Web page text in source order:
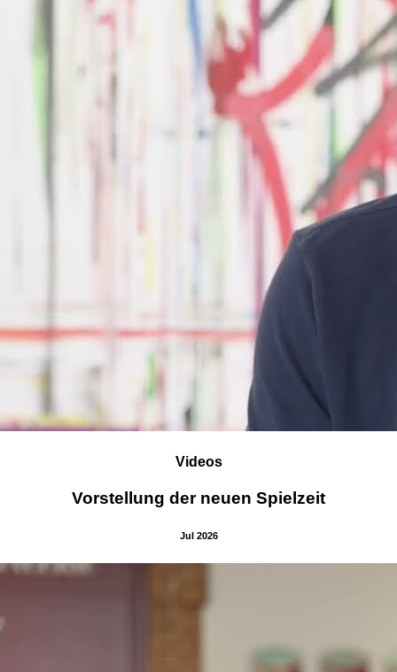
Videos
Vorstellung der neuen Spielzeit
Jul 2026